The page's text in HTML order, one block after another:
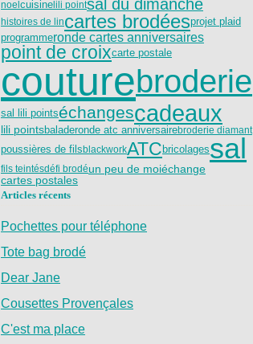
noelcuisinelili pointsal du dimanche
histoires de lincartes brodéesprojet plaid
programmeronde cartes anniversaires
point de croixcarte postale
couturebroderie
sal lili pointséchangescadeaux
lili pointsbaladeronde atc anniversairebroderie diamant
poussières de filsblackworkATC bricolagessal
fils teintésdéfi brodéun peu de moiéchange
cartes postales
Articles récents
Pochettes pour téléphone
Tote bag brodé
Dear Jane
Cousettes Provençales
C'est ma place